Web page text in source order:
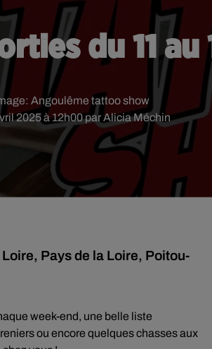
du 11 au
2025 à 12h00 par Alicia Méchin
Angoulême tattoo show
Pays de la Loire, Poitou-
week-end, une belle liste
ou encore quelques chasses aux